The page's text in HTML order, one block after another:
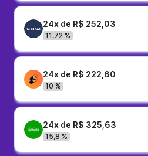
24x de R$ 252,03
11,72 %
24x de R$ 222,60
10 %
24x de R$ 325,63
15,8 %